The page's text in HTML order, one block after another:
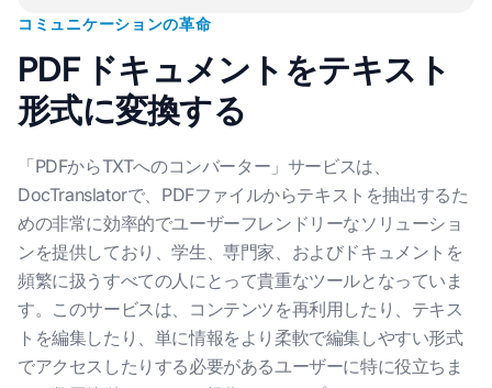
コミュニケーションの革命
PDF ドキュメントをテキスト
形式に変換する
「PDFからTXTへのコンバーター」サービスは、
DocTranslatorで、PDFファイルからテキストを抽出するた
めの非常に効率的でユーザーフレンドリーなソリューショ
ンを提供しており、学生、専門家、およびドキュメントを
頻繁に扱うすべての人にとって貴重なツールとなっていま
す。このサービスは、コンテンツを再利用したり、テキス
トを編集したり、単に情報をより柔軟で編集しやすい形式
でアクセスしたりする必要があるユーザーに特に役立ちま